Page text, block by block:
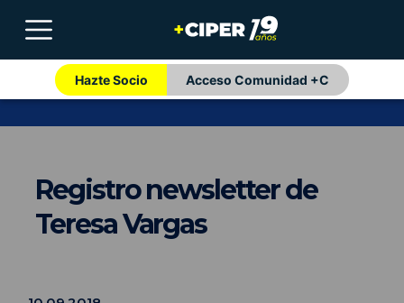
Hazte Socio Acceso Comunidad +C
Registro newsletter de
Teresa Vargas